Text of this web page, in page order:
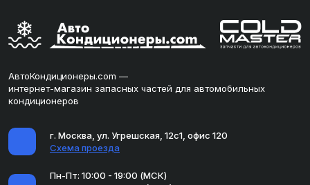
АвтоКондиционеры.com —
интернет-магазин запасных частей для автомобильных
кондиционеров
г. Москва, ул. Угрешская, 12с1, офис 120
Схема проезда
Пн-Пт: 10:00 - 19:00 (МСК)